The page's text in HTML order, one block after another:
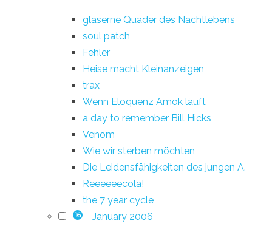
gläserne Quader des Nachtlebens
soul patch
Fehler
Heise macht Kleinanzeigen
trax
Wenn Eloquenz Amok läuft
a day to remember Bill Hicks
Venom
Wie wir sterben möchten
Die Leidensfähigkeiten des jungen A.
Reeeeeecola!
the 7 year cycle
16 January 2006